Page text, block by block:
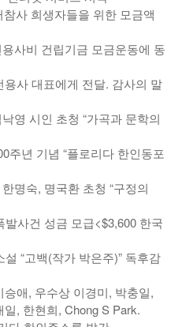
사 희생자들을 위한 모금액
사비 건립기금 모금운동에 동
에게 전달. 감사의 말
영 시인 초청 “가곡과 문학의
주년 기념 “플로리다 한인동포
명숙, 명국환 초청 “구정의
사건 성금 모급<$3,600 한국
“고백(작가 박은주)” 독후감
상 이경미, 박충일,
, Chong S Park.